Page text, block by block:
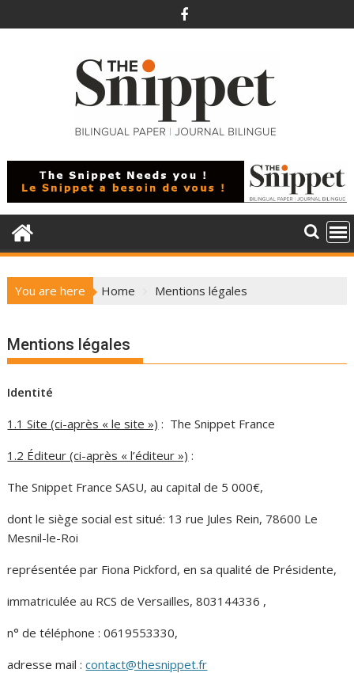
to
You are here Home Mentions légales
Mentions légales
Identité
1.1 Site (ci-après « le site ») : The Snippet France
1.2 Éditeur (ci-après « l’éditeur ») :
The Snippet France SASU, au capital de 5 000€,
dont le siège social est situé: 13 rue Jules Rein, 78600 Le
Mesnil-le-Roi
représentée par Fiona Pickford, en sa qualité de Présidente,
immatriculée au RCS de Versailles, 803144336 ,
n° de téléphone : 0619553330,
adresse mail :contact@thesnippet.fr